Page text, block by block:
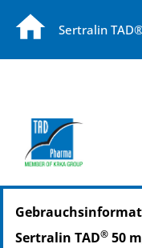
Sertralin
PZN: 16804143
PPN: 111680414323
PZN: 16804172
Sertralin TAD® 50